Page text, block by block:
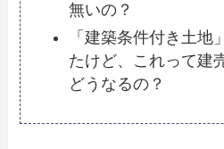
無いの？
「建築条件付き土地
たけど、これって建
どうなるの？